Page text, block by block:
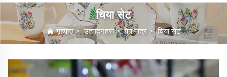
चिया सेट
गृहपृष्ठ>उत्पादनहरू>पेय पात्र>चिया सेट